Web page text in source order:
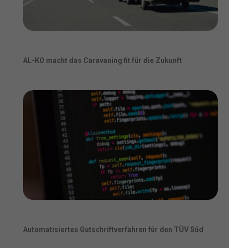
AL-KO macht das Caravaning fit für die Zukunft
Automatisiertes Gutschriftverfahren für den TÜV Süd